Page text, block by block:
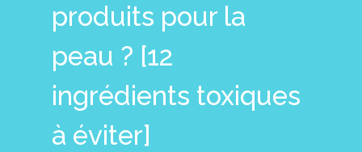
produits pour la
peau ? [12
ingrédients toxiques
à éviter]